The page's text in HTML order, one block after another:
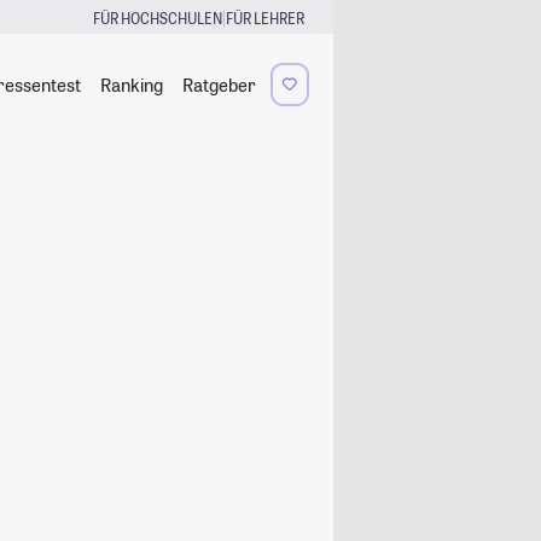
FÜR HOCHSCHULEN|FÜR LEHRER
Ranking Ratgeber